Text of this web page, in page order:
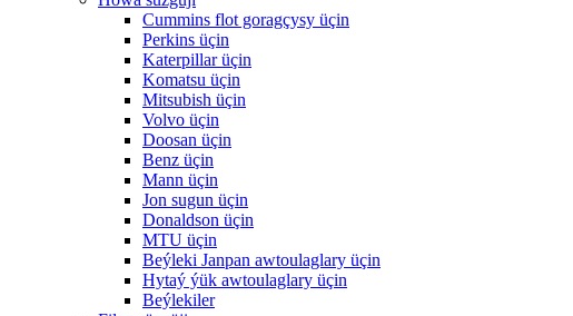
Cummins flot goragçysy üçin
Perkins üçin
Katerpillar üçin
Komatsu üçin
Mitsubish üçin
Volvo üçin
Doosan üçin
Benz üçin
Mann üçin
Jon sugun üçin
Donaldson üçin
MTU üçin
Beýleki Janpan awtoulaglary üçin
Hytaý ýük awtoulaglary üçin
Beýlekiler